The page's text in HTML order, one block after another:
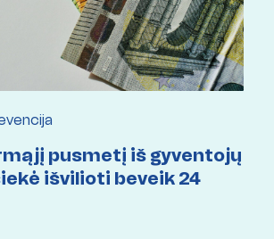
pusmetį iš gyventojų
išvilioti beveik 24